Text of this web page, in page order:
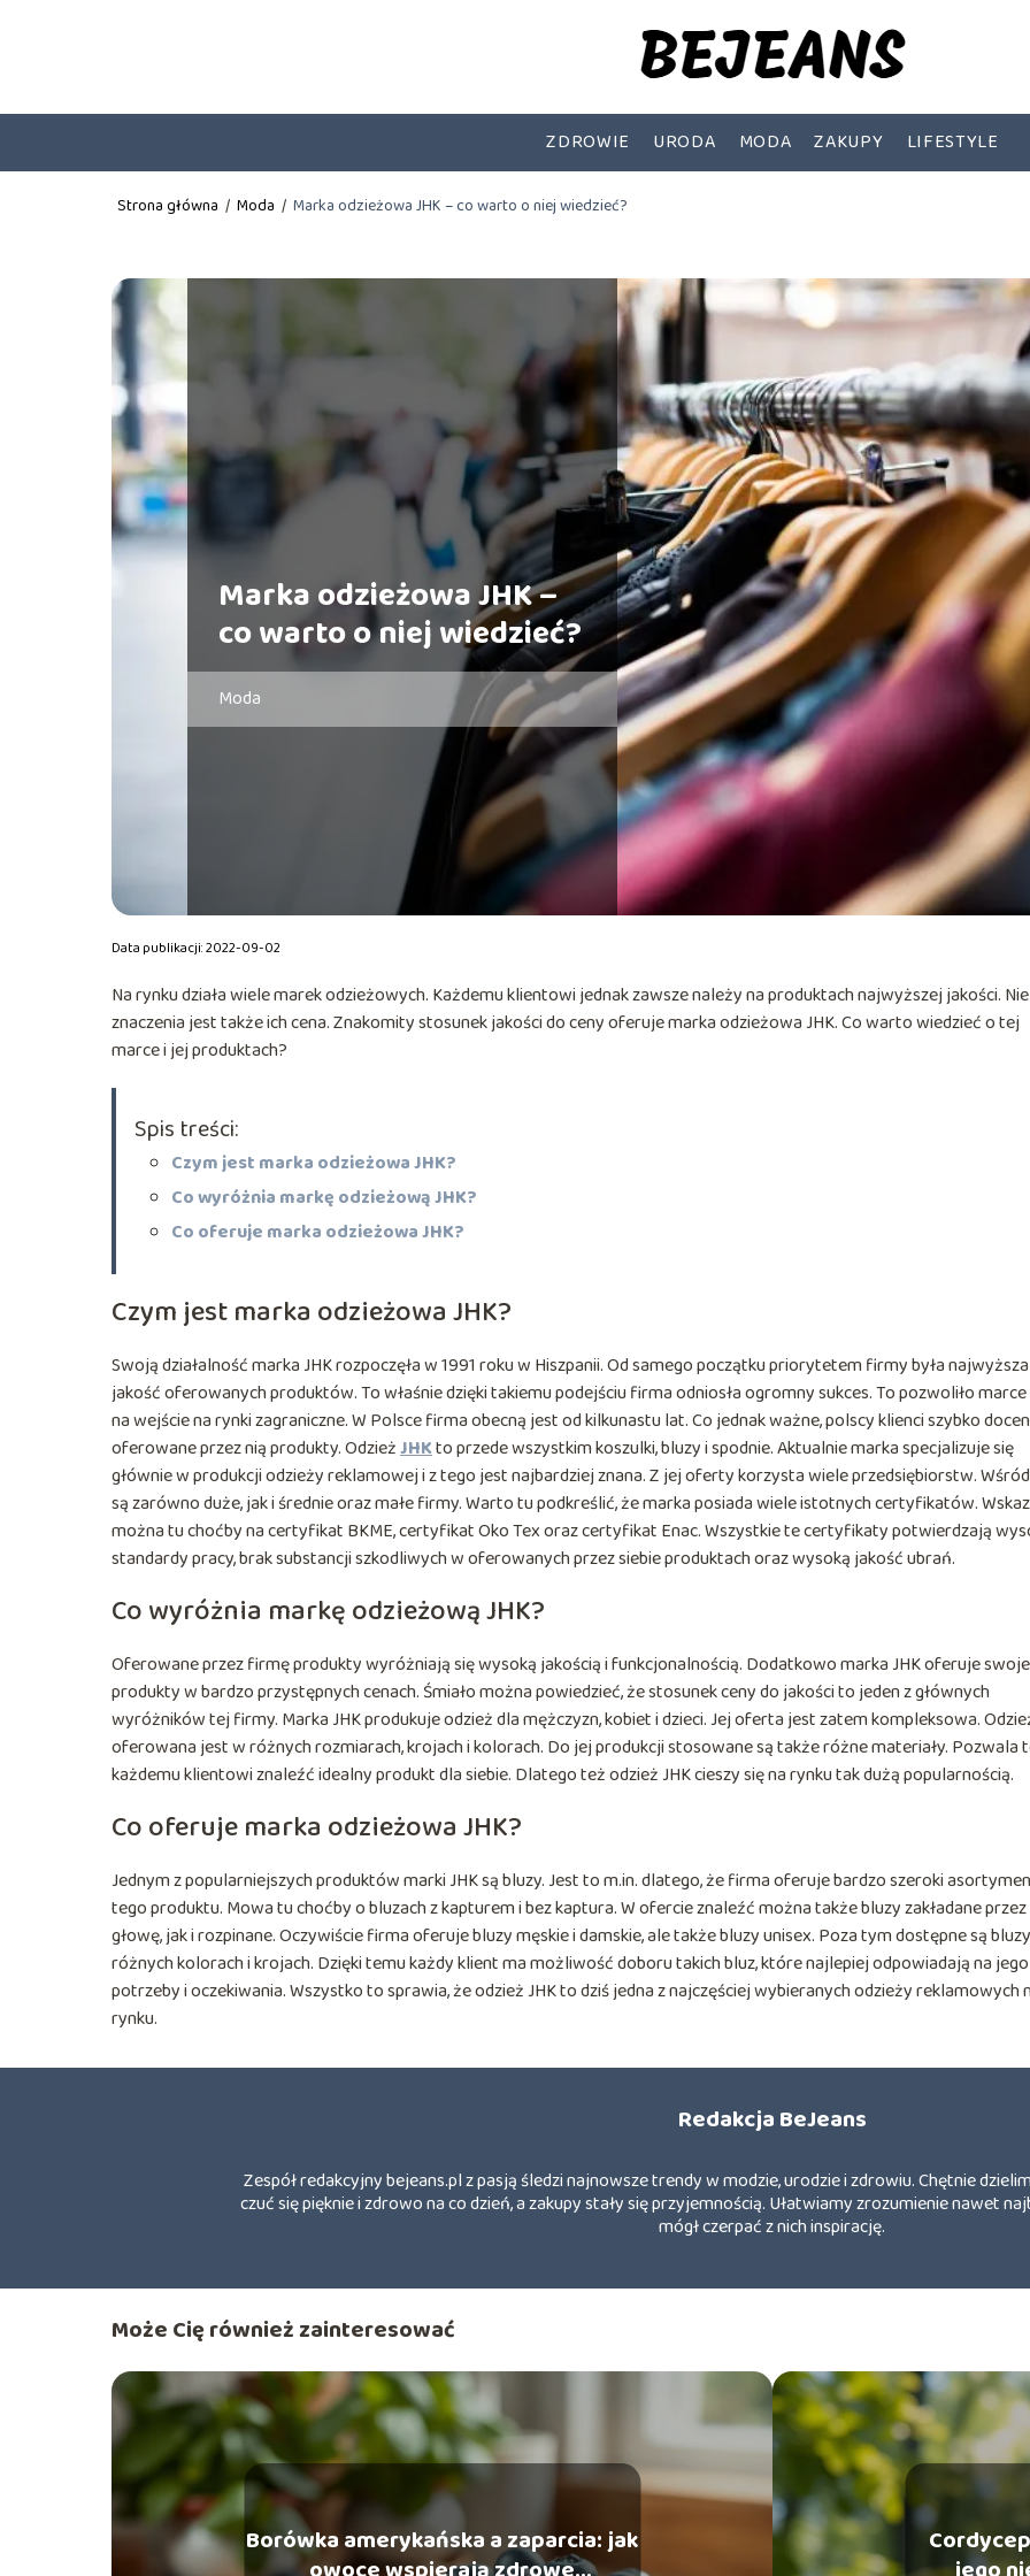
ZDROWIE URODA MODA ZAKUPY LIFESTYLE
Strona główna / Moda / Marka odzieżowa JHK – co warto o niej wiedzieć?
Marka odzieżowa JHK –
co warto o niej wiedzieć?
Moda
Data publikacji: 2022-09-02
Na rynku działa wiele marek odzieżowych. Każdemu klientowi jednak zawsze należy na produktach najwyższej jakości.
znaczenia jest także ich cena. Znakomity stosunek jakości do ceny oferuje marka odzieżowa JHK. Co warto wiedzieć o tej
marce i jej produktach?
Spis treści:
Czym jest marka odzieżowa JHK?
Co wyróżnia markę odzieżową JHK?
Co oferuje marka odzieżowa JHK?
Czym jest marka odzieżowa JHK?
Swoją działalność marka JHK rozpoczęła w 1991 roku w Hiszpanii. Od samego początku priorytetem firmy była najwyższa
jakość oferowanych produktów. To właśnie dzięki takiemu podejściu firma odniosła ogromny sukces. To pozwoliło marce
na wejście na rynki zagraniczne. W Polsce firma obecną jest od kilkunastu lat. Co jednak ważne, polscy klienci szybko
oferowane przez nią produkty. OdzieżJHKto przede wszystkim koszulki, bluzy i spodnie. Aktualnie marka specjalizuje się
głównie w produkcji odzieży reklamowej i z tego jest najbardziej znana. Z jej oferty korzysta wiele przedsiębiorstw.
są zarówno duże, jak i średnie oraz małe firmy. Warto tu podkreślić, że marka posiada wiele istotnych certyfikatów.
można tu choćby na certyfikat BKME, certyfikat Oko Tex oraz certyfikat Enac. Wszystkie te certyfikaty potwierdzają
standardy pracy, brak substancji szkodliwych w oferowanych przez siebie produktach oraz wysoką jakość ubrań.
Co wyróżnia markę odzieżową JHK?
Oferowane przez firmę produkty wyróżniają się wysoką jakością i funkcjonalnością. Dodatkowo marka JHK oferuje swoje
produkty w bardzo przystępnych cenach. Śmiało można powiedzieć, że stosunek ceny do jakości to jeden z głównych
wyróżników tej firmy. Marka JHK produkuje odzież dla mężczyzn, kobiet i dzieci. Jej oferta jest zatem kompleksowa.
oferowana jest w różnych rozmiarach, krojach i kolorach. Do jej produkcji stosowane są także różne materiały. Pozwala
każdemu klientowi znaleźć idealny produkt dla siebie. Dlatego też odzież JHK cieszy się na rynku tak dużą popularnością.
Co oferuje marka odzieżowa JHK?
Jednym z popularniejszych produktów marki JHK są bluzy. Jest to m.in. dlatego, że firma oferuje bardzo szeroki
tego produktu. Mowa tu choćby o bluzach z kapturem i bez kaptura. W ofercie znaleźć można także bluzy zakładane przez
głowę, jak i rozpinane. Oczywiście firma oferuje bluzy męskie i damskie, ale także bluzy unisex. Poza tym dostępne są
różnych kolorach i krojach. Dzięki temu każdy klient ma możliwość doboru takich bluz, które najlepiej odpowiadają na jego
potrzeby i oczekiwania. Wszystko to sprawia, że odzież JHK to dziś jedna z najczęściej wybieranych odzieży reklamowych
rynku.
Redakcja BeJeans
Zespół redakcyjny bejeans.pl z pasją śledzi najnowsze trendy w modzie, urodzie i zdrowiu. Chętnie
czuć się pięknie i zdrowo na co dzień, a zakupy stały się przyjemnością. Ułatwiamy zrozumienie nawet
mógł czerpać z nich inspirację.
Może Cię również zainteresować
Borówka amerykańska a zaparcia: jak